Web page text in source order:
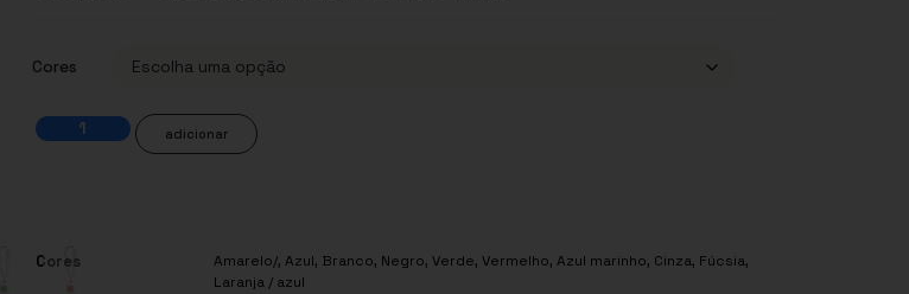
Cores
adicionar
Cores Amarelo/, Azul, Branco, Negro, Verde, Vermelho, Azul marinho, Cinza, Fúcsia,
Laranja / azul